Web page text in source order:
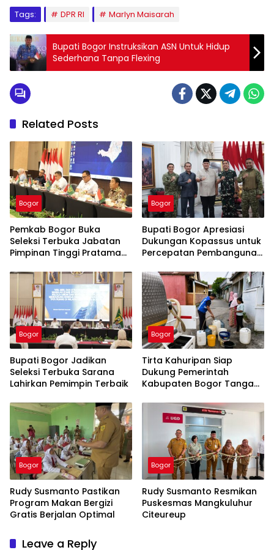
Tags: DPR RI Marlyn Maisarah
Bupati Bogor Instruksikan ASN Untuk Hidup
Sederhana Tanpa Flexing
Related Posts
Bogor
Pemkab Bogor Buka
Seleksi Terbuka Jabatan
Pimpinan Tinggi Pratama
Bogor
Bupati Bogor Apresiasi
Dukungan Kopassus untuk
Percepatan Pembangunan
Bogor
Bupati Bogor Jadikan
Seleksi Terbuka Sarana
Lahirkan Pemimpin Terbaik
Bogor
Tirta Kahuripan Siap
Dukung Pemerintah
Kabupaten Bogor Tangani
Bogor
Rudy Susmanto Pastikan
Program Makan Bergizi
Gratis Berjalan Optimal
Bogor
Rudy Susmanto Resmikan
Puskesmas Mangkuluhur
Citeureup
Leave a Reply